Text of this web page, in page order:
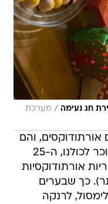
חג נעימה / מערכת
והם
חוגגים את חג המולד במועד המוכר לכולנו, ה-25
אורתודוקסיות
כך שבערים
לרנקה